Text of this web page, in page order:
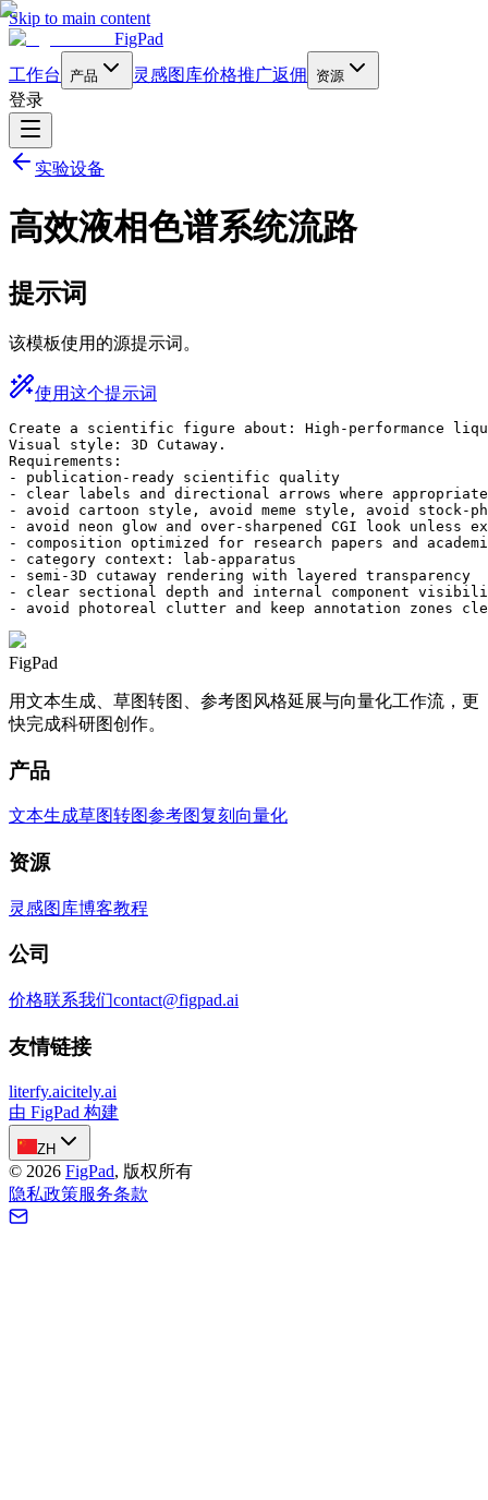
Skip to main content
FigPad
工作台
产品 灵感图库价格推广返佣 资源
登录
实验设备
高效液相色谱系统流路
提示词
该模板使用的源提示词。
使用这个提示词
Create a scientific figure about: High-performance
Visual style: 3D Cutaway.
Requirements:
- publication-ready scientific quality
- clear labels and directional arrows where appropriate
- avoid cartoon style, avoid meme style, avoid stock-
- avoid neon glow and over-sharpened CGI look unless
- composition optimized for research papers and
- category context: lab-apparatus
- semi-3D cutaway rendering with layered transparency
- clear sectional depth and internal component
- avoid photoreal clutter and keep annotation zones
FigPad
用文本生成、草图转图、参考图风格延展与向量化工作流，更
快完成科研图创作。
产品
文本生成草图转图参考图复刻 向量化
资源
灵感图库博客教程
公司
价格联系我们contact@figpad.ai
友情链接
literfy.aicitely.ai
由 FigPad 构建
ZH
© 2026 FigPad, 版权所有
隐私政策服务条款